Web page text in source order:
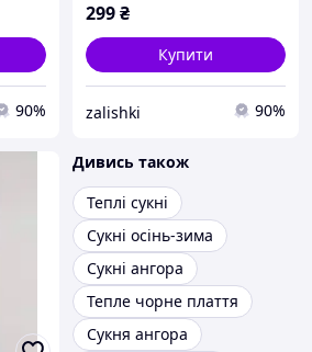
90%
299₴
Купити
zalishki 90%
Дивись також
Теплі сукні
Сукні осінь-зима
Сукні ангора
Тепле чорне плаття
Сукня ангора